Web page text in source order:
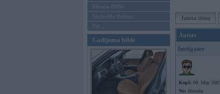
Mēneša BMW
Sērijveida tūnings
Vel...
Gadījuma bilde
Jauna tēma
Autors
Instigater
Kopš: 08. May
No: Jūrmala